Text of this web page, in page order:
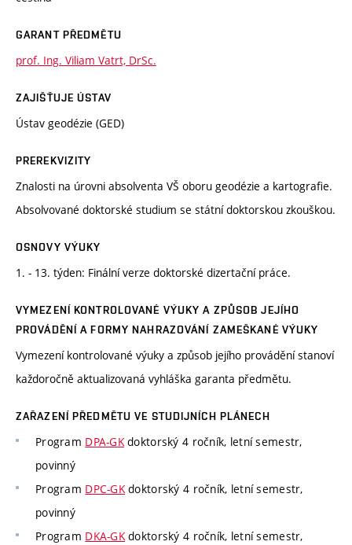
GARANT PŘEDMĚTU
prof. Ing. Viliam Vatrt, DrSc.
ZAJIŠŤUJE ÚSTAV
Ústav geodézie (GED)
PREREKVIZITY
Znalosti na úrovni absolventa VŠ oboru geodézie a kartografie.
Absolvované doktorské studium se státní doktorskou zkouškou.
OSNOVY VÝUKY
1. - 13. týden: Finální verze doktorské dizertační práce.
VYMEZENÍ KONTROLOVANÉ VÝUKY A ZPŮSOB JEJÍHO
PROVÁDĚNÍ A FORMY NAHRAZOVÁNÍ ZAMEŠKANÉ VÝUKY
Vymezení kontrolované výuky a způsob jejího provádění stanoví
každoročně aktualizovaná vyhláška garanta předmětu.
ZAŘAZENÍ PŘEDMĚTU VE STUDIJNÍCH PLÁNECH
Program DPA-GKdoktorský 4 ročník, letní semestr,
povinný
Program DPC-GKdoktorský 4 ročník, letní semestr,
povinný
Program DKA-GKdoktorský 4 ročník, letní semestr,